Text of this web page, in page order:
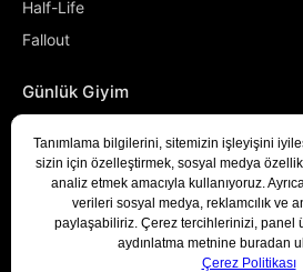
Half-Life
Fallout
Günlük Giyim
Denizci
Developer